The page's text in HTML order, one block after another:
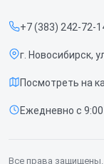
Срочный ремонт
Доставка и
Диагностика
Контакты
+7 (383) 242-72-
г. Новосибирск,
Посмотреть на
Ежедневно с
Все права